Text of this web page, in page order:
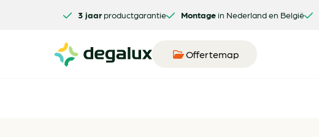
3 jaarproductgarantie Montage in Nederland en België
Offertemap